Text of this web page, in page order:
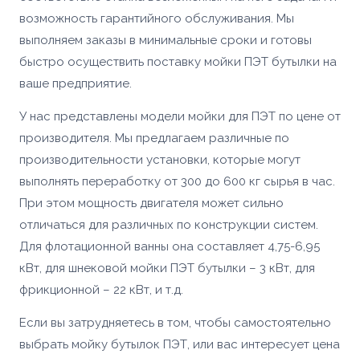
возможность гарантийного обслуживания. Мы
выполняем заказы в минимальные сроки и готовы
быстро осуществить поставку мойки ПЭТ бутылки на
ваше предприятие.
У нас представлены модели мойки для ПЭТ по цене от
производителя. Мы предлагаем различные по
производительности установки, которые могут
выполнять переработку от 300 до 600 кг сырья в час.
При этом мощность двигателя может сильно
отличаться для различных по конструкции систем.
Для флотационной ванны она составляет 4,75-6,95
кВт, для шнековой мойки ПЭТ бутылки – 3 кВт, для
фрикционной – 22 кВт, и т.д.
Если вы затрудняетесь в том, чтобы самостоятельно
выбрать мойку бутылок ПЭТ, или вас интересует цена